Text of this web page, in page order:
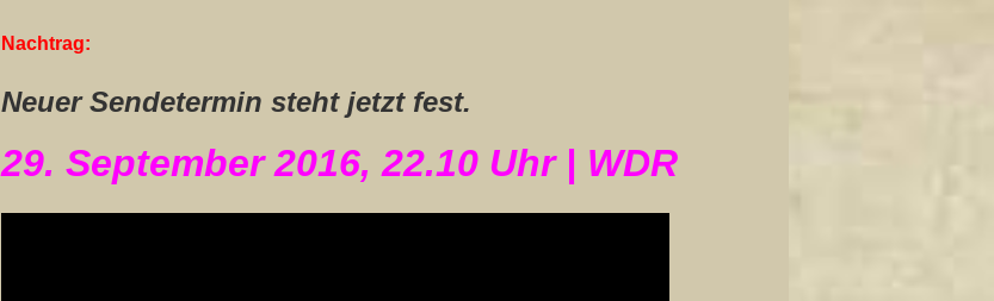
Nachtrag:
Neuer Sendetermin steht jetzt fest.
29. September 2016, 22.10 Uhr | WDR